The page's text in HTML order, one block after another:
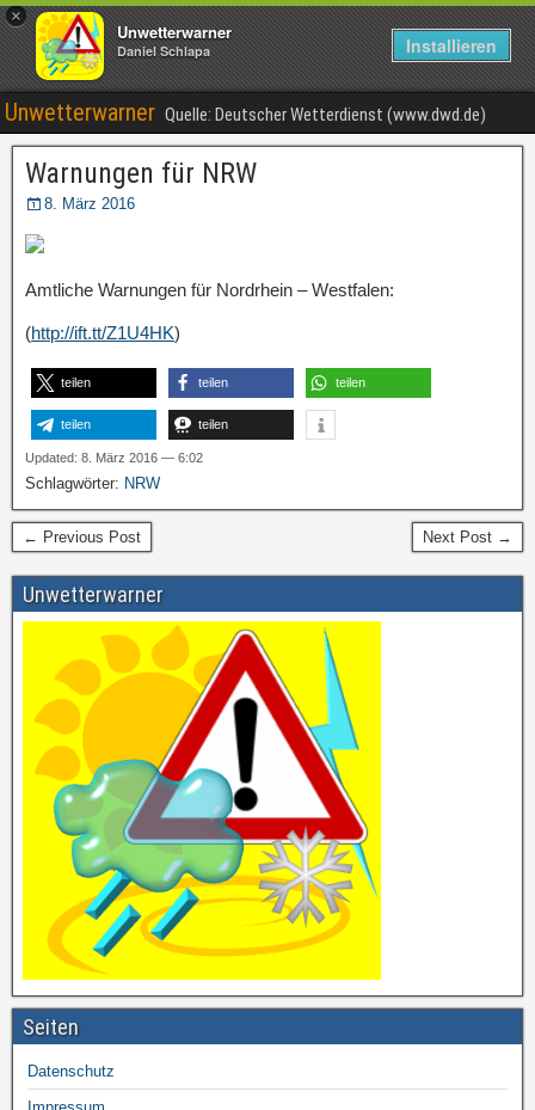
×
Unwetterwarner
Daniel Schlapa Installieren
Unwetterwarner Quelle: Deutscher Wetterdienst (www.dwd.de)
Warnungen für NRW
8. März 2016
Amtliche Warnungen für Nordrhein – Westfalen:
(http://ift.tt/Z1U4HK)
teilen teilen teilen
teilen teilen
Updated: 8. März 2016 — 6:02
Schlagwörter: NRW
← Previous Post Next Post →
Unwetterwarner
Seiten
Datenschutz